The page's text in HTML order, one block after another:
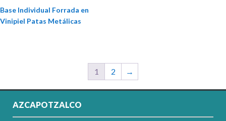
Base Individual Forrada en
Vinipiel Patas Metálicas
1 2 →
AZCAPOTZALCO